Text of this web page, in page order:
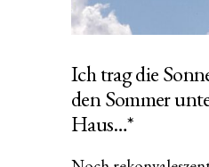
Ich trag die
den Sommer
Haus…*